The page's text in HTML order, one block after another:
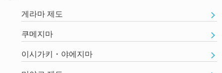
게라마 제도
쿠메지마
이시가키・야에지마